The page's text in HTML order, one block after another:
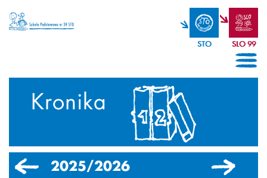
STO SLO 99
Kronika
2025/2026 2024/2025